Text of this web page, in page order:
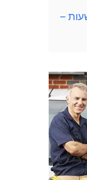
בשרון 24 שעות –